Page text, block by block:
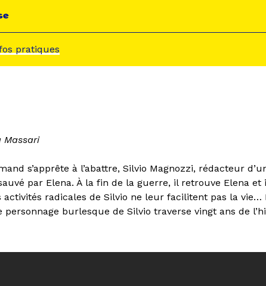
pratiques
Massari
s’apprête à l’abattre, Silvio Magnozzi, rédacteur
par Elena. À la fin de la guerre, il retrouve Elena et
activités radicales de Silvio ne leur facilitent pas la vie…
burlesque de Silvio traverse vingt ans de